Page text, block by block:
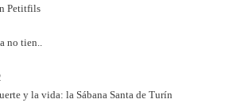
no tien..